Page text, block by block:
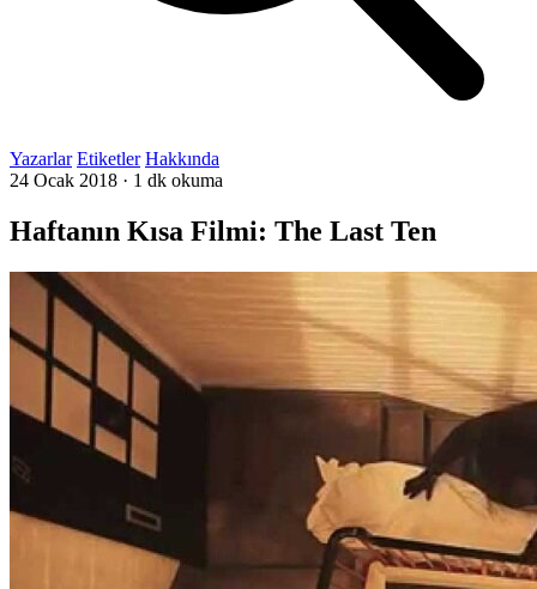
Yazarlar Etiketler Hakkında
24 Ocak 2018 · 1 dk okuma
Haftanın Kısa Filmi: The Last Ten